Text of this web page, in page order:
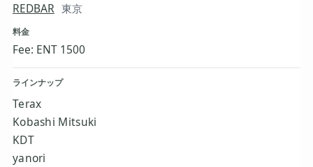
REDBAR 東京
料金
Fee: ENT 1500
ラインナップ
Terax
Kobashi Mitsuki
KDT
yanori